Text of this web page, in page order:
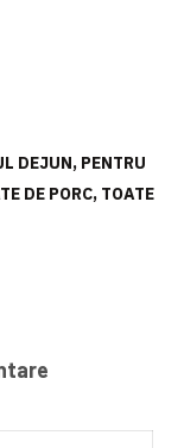
DEJUN,PENTRU
DE PORC,TOATE